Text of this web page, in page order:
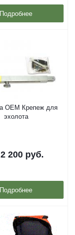
Подробнее
OEM Крепеж для
эхолота
2 200 руб.
Подробнее